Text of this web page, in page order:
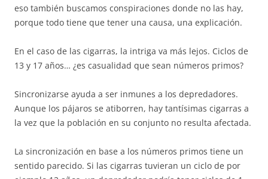
eso también buscamos conspiraciones donde no las hay,
porque todo tiene que tener una causa, una explicación.
En el caso de las cigarras, la intriga va más lejos. Ciclos de
13 y 17 años… ¿es casualidad que sean números primos?
Sincronizarse ayuda a ser inmunes a los depredadores.
Aunque los pájaros se atiborren, hay tantísimas cigarras a
la vez que la población en su conjunto no resulta afectada.
La sincronización en base a los números primos tiene un
sentido parecido. Si las cigarras tuvieran un ciclo de por